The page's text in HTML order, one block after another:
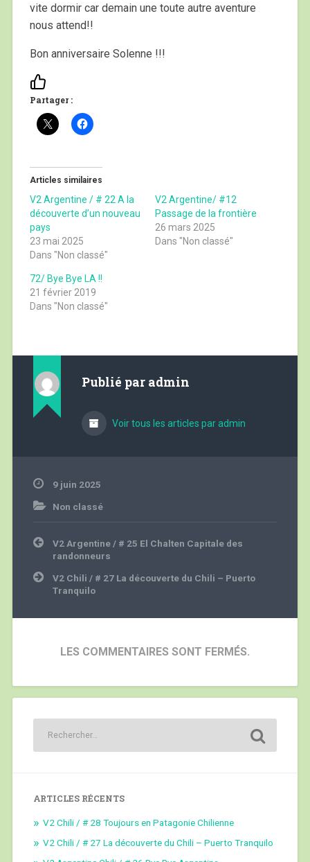
vite dormir car demain une toute autre aventure
nous attend!!
Bon anniversaire Solenne !!!
Partager :
Articles similaires
V2 Argentine / # 22 A la
découverte d’un nouveau
pays
23 mai 2025
Dans "Non classé"
V2 Argentine/ #12
Passage de la frontière
26 mars 2025
Dans "Non classé"
72/ Bye Bye LA !!
21 février 2019
Dans "Non classé"
Publié par admin
Voir tous les articles par admin
9 juin 2025
Non classé
Navigation
de
l’article
V2 Argentine / # 25 El Chalten Capitale des
randonneurs
V2 Chili / # 27 La découverte du Chili – Puerto
Tranquilo
LES COMMENTAIRES SONT FERMÉS.
ARTICLES RÉCENTS
V2 Chili / # 28 Toujours en Patagonie Chilienne
V2 Chili / # 27 La découverte du Chili – Puerto Tranquilo